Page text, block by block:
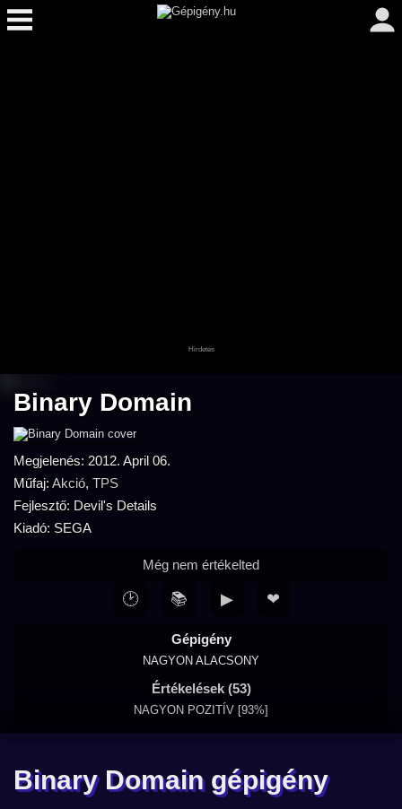
Binary Domain
Megjelenés: 2012. April 06.
Műfaj: Akció, TPS
Fejlesztő: Devil's Details
Kiadó: SEGA
Gépigény
NAGYON ALACSONY
Értékelések (53)
NAGYON POZITÍV [93%]
Még nem értékelted
🕑 📚 ▶ ❤
Binary Domain gépigény